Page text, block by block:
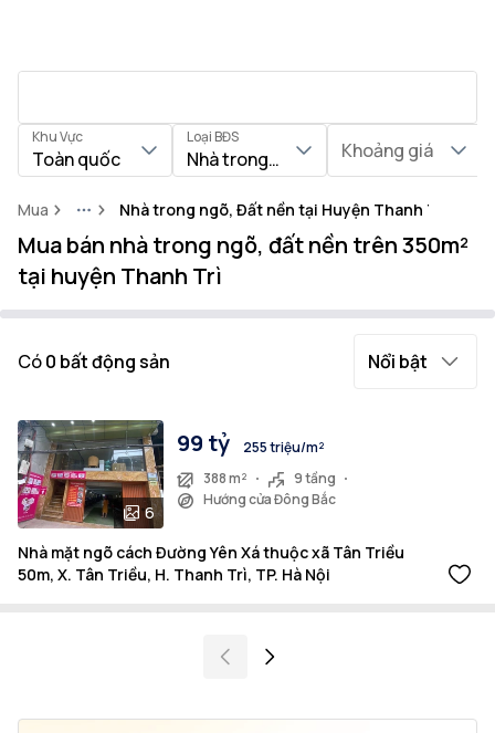
Khu Vực
Toàn quốc
Loại BĐS
Nhà trong ngõ, Đất nềnKhoảng giá
Mua MoreNhà trong ngõ, Đất nền tại Huyện Thanh Trì
Mua bán nhà trong ngõ, đất nền trên 350m²
tại huyện Thanh Trì
Có0 bất động sản Nổi bật
6
99 tỷ
255 triệu/m²
388 m²
9 tầng
Hướng cửa Đông Bắc
Nhà mặt ngõ cách Đường Yên Xá thuộc xã Tân Triều
50m, X. Tân Triều, H. Thanh Trì, TP. Hà Nội